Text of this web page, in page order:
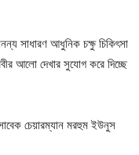
সাধারণ আধুনিক চক্ষু চিকিৎসা
আলো দেখার সুযোগ করে দিচ্ছে
চেয়ারম্যান মরহুম ইউনুস